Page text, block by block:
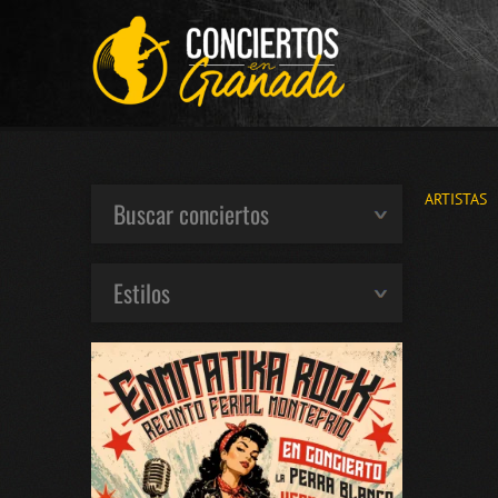
ARTISTAS
Buscar conciertos
Estilos